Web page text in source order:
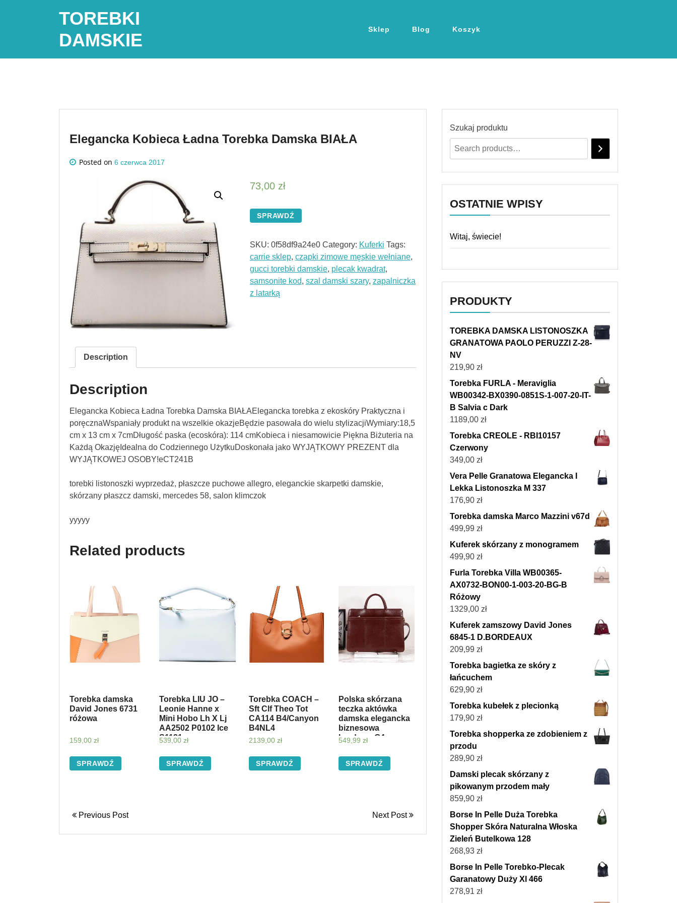
TOREBKI
DAMSKIE
Sklep Blog Koszyk
Elegancka Kobieca Ładna Torebka Damska BIAŁA
Posted on 6 czerwca 2017
73,00 zł
SPRAWDŹ
SKU: 0f58df9a24e0 Category: Kuferki Tags:
carrie sklep, czapki zimowe męskie wełniane,
gucci torebki damskie, plecak kwadrat,
samsonite kod, szal damski szary, zapalniczka
z latarką
Description
Description
Elegancka Kobieca Ładna Torebka Damska BIAŁAElegancka torebka z ekoskóry Praktyczna i
poręcznaWspaniały produkt na wszelkie okazjeBędzie pasowała do wielu stylizacjiWymiary:18,5
cm x 13 cm x 7cmDługość paska (ecoskóra): 114 cmKobieca i niesamowicie Piękna Biżuteria na
Każdą OkazjęIdealna do Codziennego UżytkuDoskonała jako WYJĄTKOWY PREZENT dla
WYJĄTKOWEJ OSOBY!eCT241B
torebki listonoszki wyprzedaż, płaszcze puchowe allegro, eleganckie skarpetki damskie,
skórzany płaszcz damski, mercedes 58, salon klimczok
yyyyy
Related products
Torebka damska
David Jones 6731
różowa
159,00 zł
SPRAWDŹ
Torebka LIU JO –
Leonie Hanne x
Mini Hobo Lh X Lj
AA2502 P0102 Ice
S1121
539,00 zł
SPRAWDŹ
Torebka COACH –
Sft Clf Theo Tot
CA114 B4/Canyon
B4NL4
2139,00 zł
SPRAWDŹ
Polska skórzana
teczka aktówka
damska elegancka
biznesowa
bordowa G4 –
549,99 zł
SPRAWDŹ
Previous Post Next Post
Szukaj produktu
OSTATNIE WPISY
Witaj, świecie!
PRODUKTY
TOREBKA DAMSKA LISTONOSZKA
GRANATOWA PAOLO PERUZZI Z-28-
NV
219,90 zł
Torebka FURLA - Meraviglia
WB00342-BX0390-0851S-1-007-20-IT-
B Salvia c Dark
1189,00 zł
Torebka CREOLE - RBI10157
Czerwony
349,00 zł
Vera Pelle Granatowa Elegancka I
Lekka Listonoszka M 337
176,90 zł
Torebka damska Marco Mazzini v67d
499,99 zł
Kuferek skórzany z monogramem
499,90 zł
Furla Torebka Villa WB00365-
AX0732-BON00-1-003-20-BG-B
Różowy
1329,00 zł
Kuferek zamszowy David Jones
6845-1 D.BORDEAUX
209,99 zł
Torebka bagietka ze skóry z
łańcuchem
629,90 zł
Torebka kubełek z plecionką
179,90 zł
Torebka shopperka ze zdobieniem z
przodu
289,90 zł
Damski plecak skórzany z
pikowanym przodem mały
859,90 zł
Borse In Pelle Duża Torebka
Shopper Skóra Naturalna Włoska
Zieleń Butelkowa 128
268,93 zł
Borse In Pelle Torebko-Plecak
Garanatowy Duży Xl 466
278,91 zł